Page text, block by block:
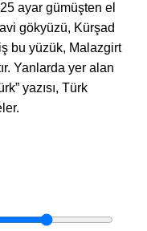
ayar gümüşten el
gökyüzü, Kürşad
bu yüzük, Malazgirt
Yanlarda yer alan
yazısı, Türk